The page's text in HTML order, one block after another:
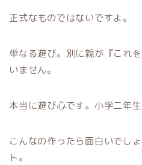
正式なものではないですよ。
単なる遊び。別に親が『これ
いません。
本当に遊び心です。小学二年生
こんなの作ったら面白いでし
ト。